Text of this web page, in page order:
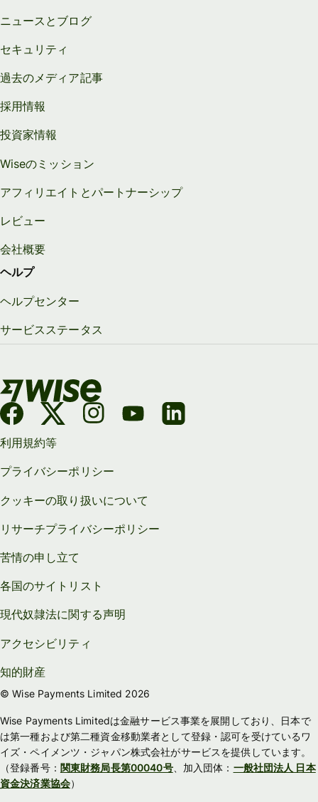
ニュースとブログ
セキュリティ
過去のメディア記事
採用情報
投資家情報
Wiseのミッション
アフィリエイトとパートナーシップ
レビュー
会社概要
ヘルプ
ヘルプセンター
サービスステータス
利用規約等
プライバシーポリシー
クッキーの取り扱いについて
リサーチプライバシーポリシー
苦情の申し立て
各国のサイトリスト
現代奴隷法に関する声明
アクセシビリティ
知的財産
© Wise Payments Limited 2026
Wise Payments Limitedは金融サービス事業を展開しており、日本で
は第一種および第二種資金移動業者として登録・認可を受けているワ
イズ・ペイメンツ・ジャパン株式会社がサービスを提供しています。
（登録番号： 関東財務局長第00040号、加入団体： 一般社団法人 日本
資金決済業協会）